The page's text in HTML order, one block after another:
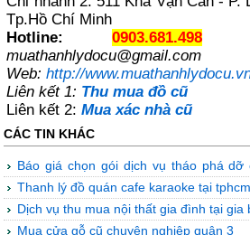
Tp.Hồ Chí Minh
Hotline:
0903.681.498
muathanhlydocu@gmail.com
Web:http://
Liên kết 1: Thu mua đồ cũ
Liên kết 2: Mua xác nhà cũ
CÁC TIN KHÁC
báo giá chọn gói dịch vụ tháo phá dỡ công trình nhà ở cũ ở tại
tp.hcmthanh lý đồ quán cafe karaoke tại tphcm
dịch vụ thu mua nội thất gia đình tại gia
mua cửa gỗ cũ chuyên nghiệp quận 3